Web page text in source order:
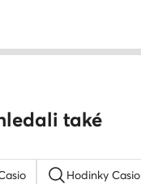
také
Hodinky Casio